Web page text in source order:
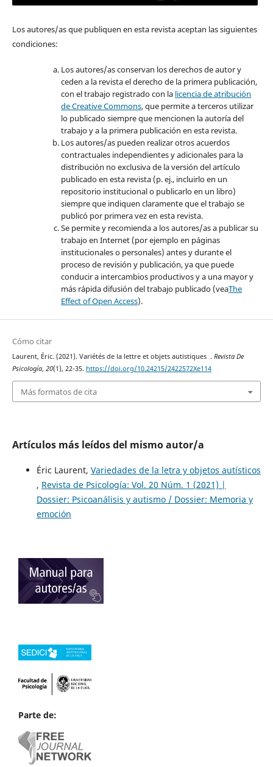
Los autores/as que publiquen en esta revista aceptan las siguientes
condiciones:
Los autores/as conservan los derechos de autor y
ceden a la revista el derecho de la primera publicación,
con el trabajo registrado con la licencia de atribución
de Creative Commons, que permite a terceros utilizar
lo publicado siempre que mencionen la autoría del
trabajo y a la primera publicación en esta revista.
Los autores/as pueden realizar otros acuerdos
contractuales independientes y adicionales para la
distribución no exclusiva de la versión del artículo
publicado en esta revista (p. ej., incluirlo en un
repositorio institucional o publicarlo en un libro)
siempre que indiquen claramente que el trabajo se
publicó por primera vez en esta revista.
Se permite y recomienda a los autores/as a publicar su
trabajo en Internet (por ejemplo en páginas
institucionales o personales) antes y durante el
proceso de revisión y publicación, ya que puede
conducir a intercambios productivos y a una mayor y
más rápida difusión del trabajo publicado (veaThe
Effect of Open Access).
Cómo citar
Laurent, Éric. (2021). Variétés de la lettre et objets autistiques . Revista De
Psicología, 20(1), 22-35. https://doi.org/10.24215/2422572Xe114
Más formatos de cita
Artículos más leídos del mismo autor/a
Éric Laurent, Variedades de la letra y objetos autísticos
, Revista de Psicología: Vol. 20 Núm. 1 (2021) |
Dossier: Psicoanálisis y autismo / Dossier: Memoria y
emoción
Parte de: